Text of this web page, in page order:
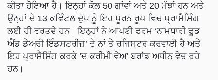
ਕੀਤਾ ਹੋਇਆ ਹੈ। ਇਨ੍ਹਾਂ ਕੋਲ 50 ਗਾਂਵਾਂ ਅਤੇ 20 ਮੱਝਾਂ ਹਨ ਅਤੇ
ਉਨ੍ਹਾਂ ਦੇ 13 ਕਵਿੰਟਲ ਦੁੱਧ ਨੂੰ ਇਹ ਪੂਰਨ ਰੂਪ ਵਿਚ ਪ੍ਰਾਸੈਸਿੰਗ
ਲਈ ਹੀ ਵਰਤਦੇ ਹਨ। ਇਨ੍ਹਾਂ ਨੇ ਆਪਣੀ ਫਰਮ ‘ਨਾਮਧਾਰੀ ਫੂਡ
ਐਂਡ ਡੇਅਰੀ ਇੰਡਸਟਰੀਜ਼’ ਦੇ ਨਾਂ ਤੇ ਰਜਿਸਟਰ ਕਰਵਾਈ ਹੈ ਅਤੇ
ਇਹ ਪ੍ਰਾਸੈਸਿੰਗ ਕਰਕੇ ’ਦ ਕਰੀਮੀ ਵੇਅ’ ਬਰਾਂਡ ਅਧੀਨ ਵੇਚ ਰਹੇ
ਹਨ।